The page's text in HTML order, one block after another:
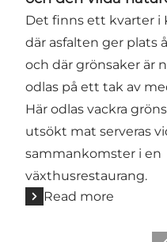
Det finns ett kvarter i
där asfalten ger plats
och där grönsaker är
odlas på ett tak av
Här odlas vackra
utsökt mat serveras
sammankomster i en
växthusrestaurang.
Read more